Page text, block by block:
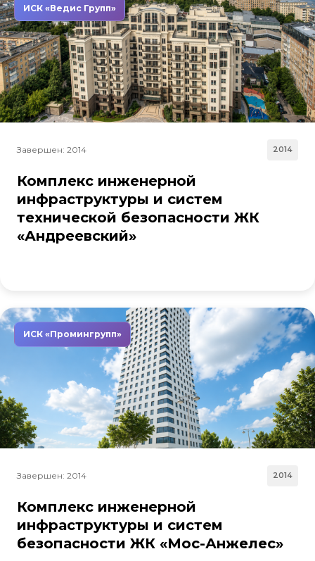
ИСК «Ведис Групп»
Завершен: 2014 2014
Комплекс инженерной
инфраструктуры и систем
технической безопасности ЖК
«Андреевский»
ИСК «Промингрупп»
Завершен: 2014 2014
Комплекс инженерной
инфраструктуры и систем
безопасности ЖК «Мос-Анжелес»